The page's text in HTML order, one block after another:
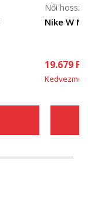
Nike W
Női
19.679 Ft